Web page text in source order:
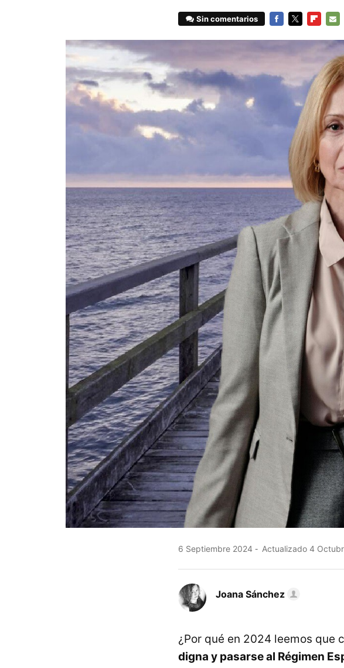
Sin comentarios
MAIL
6 Septiembre 2024 Actualizado 4
Joana Sánchez
¿Por qué en 2024 leemos que
digna y pasarse al Régimen